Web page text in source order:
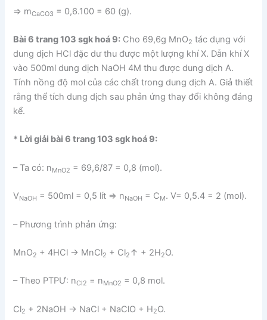
⇒ mCaCO3 = 0,6.100 = 60 (g).
Bài 6 trang 103 sgk hoá 9: Cho 69,6g MnO2 tác dụng với
dung dịch HCl đặc dư thu được một lượng khí X. Dẫn khí X
vào 500ml dung dịch NaOH 4M thu được dung dịch A.
Tính nồng độ mol của các chất trong dung dịch A. Giả thiết
rằng thể tích dung dịch sau phản ứng thay đổi không đáng
kể.
* Lời giải bài 6 trang 103 sgk hoá 9:
– Ta có: nMnO2 = 69,6/87 = 0,8 (mol).
VNaOH = 500ml = 0,5 lít ⇒ nNaOH = CM. V= 0,5.4 = 2 (mol).
– Phương trình phản ứng:
MnO2 + 4HCl → MnCl2 + Cl2 ↑ + 2H2O.
– Theo PTPƯ: nCl2 = nMnO2 = 0,8 mol.
Cl2 + 2NaOH → NaCl + NaClO + H2O.